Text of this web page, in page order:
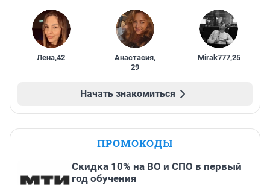
Лена,42 Анастасия,
29
Mirak777,25
Начать знакомиться
ПРОМОКОДЫ
Скидка 10% на ВО и СПО в первый
год обучения